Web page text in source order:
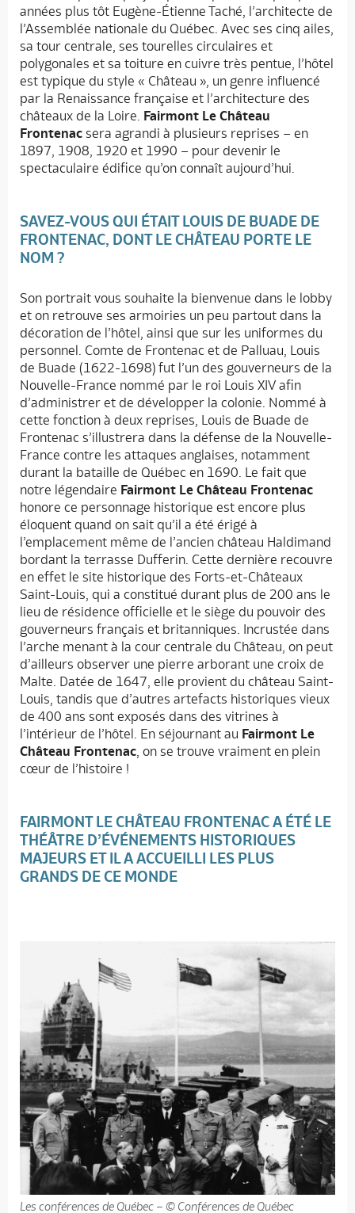
années plus tôt Eugène-Étienne Taché, l’architecte de
l’Assemblée nationale du Québec. Avec ses cinq ailes,
sa tour centrale, ses tourelles circulaires et
polygonales et sa toiture en cuivre très pentue, l’hôtel
est typique du style « Château », un genre influencé
par la Renaissance française et l’architecture des
châteaux de la Loire. Fairmont Le Château
Frontenac sera agrandi à plusieurs reprises – en
1897, 1908, 1920 et 1990 – pour devenir le
spectaculaire édifice qu’on connaît aujourd’hui.
SAVEZ-VOUS QUI ÉTAIT LOUIS DE BUADE DE
FRONTENAC, DONT LE CHÂTEAU PORTE LE
NOM ?
Son portrait vous souhaite la bienvenue dans le lobby
et on retrouve ses armoiries un peu partout dans la
décoration de l’hôtel, ainsi que sur les uniformes du
personnel. Comte de Frontenac et de Palluau, Louis
de Buade (1622-1698) fut l’un des gouverneurs de la
Nouvelle-France nommé par le roi Louis XIV afin
d’administrer et de développer la colonie. Nommé à
cette fonction à deux reprises, Louis de Buade de
Frontenac s’illustrera dans la défense de la Nouvelle-
France contre les attaques anglaises, notamment
durant la bataille de Québec en 1690. Le fait que
notre légendaire Fairmont Le Château Frontenac
honore ce personnage historique est encore plus
éloquent quand on sait qu’il a été érigé à
l’emplacement même de l’ancien château Haldimand
bordant la terrasse Dufferin. Cette dernière recouvre
en effet le site historique des Forts-et-Châteaux
Saint-Louis, qui a constitué durant plus de 200 ans le
lieu de résidence officielle et le siège du pouvoir des
gouverneurs français et britanniques. Incrustée dans
l’arche menant à la cour centrale du Château, on peut
d’ailleurs observer une pierre arborant une croix de
Malte. Datée de 1647, elle provient du château Saint-
Louis, tandis que d’autres artefacts historiques vieux
de 400 ans sont exposés dans des vitrines à
l’intérieur de l’hôtel. En séjournant au Fairmont Le
Château Frontenac, on se trouve vraiment en plein
cœur de l’histoire !
FAIRMONT LE CHÂTEAU FRONTENAC A ÉTÉ LE
THÉÂTRE D’ÉVÉNEMENTS HISTORIQUES
MAJEURS ET IL A ACCUEILLI LES PLUS
GRANDS DE CE MONDE
Les conférences de Québec – © Conférences de Québec